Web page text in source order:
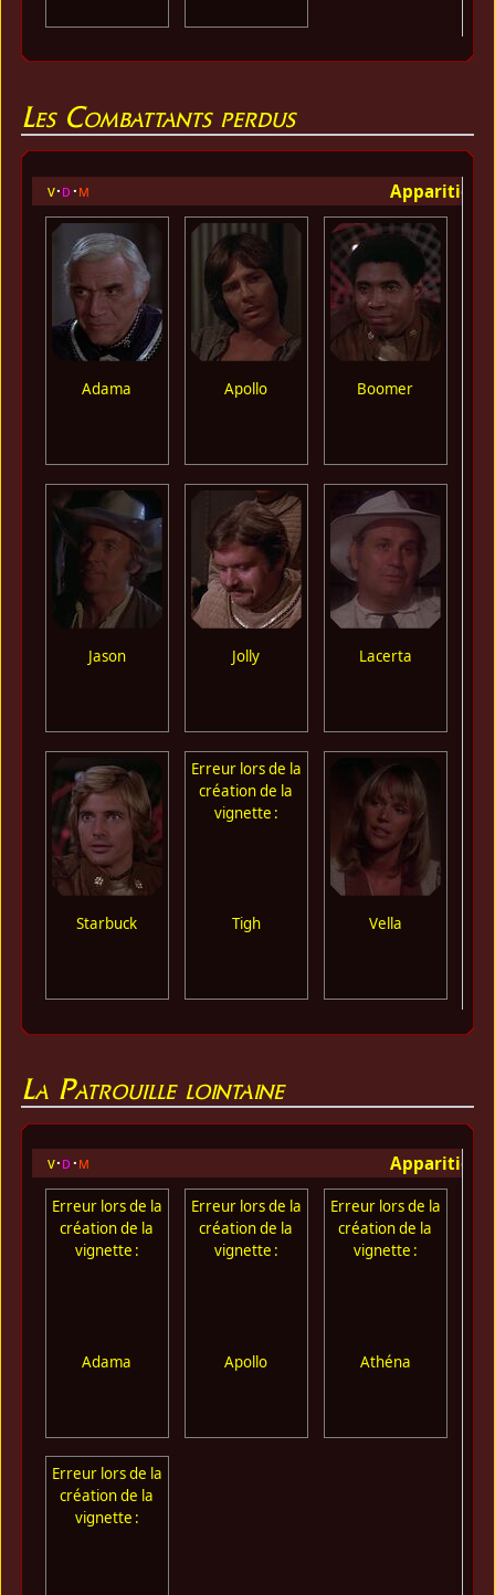
Les Combattants perdus
v d m Apparition
Adama Apollo Boomer
Jason Jolly Lacerta
Starbuck
Erreur lors de la
création de la
vignette :
Tigh Vella
La Patrouille lointaine
v d m Apparition
Erreur lors de la
création de la
vignette :
Adama
Erreur lors de la
création de la
vignette :
Apollo
Erreur lors de la
création de la
vignette :
Athéna
Erreur lors de la
création de la
vignette :